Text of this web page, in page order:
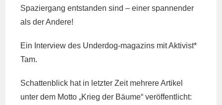
Spaziergang entstanden sind – einer spannender
als der Andere!
Ein Interview des Underdog-magazins mit Aktivist*
Tam.
Schattenblick hat in letzter Zeit mehrere Artikel
unter dem Motto „Krieg der Bäume“ veröffentlicht: